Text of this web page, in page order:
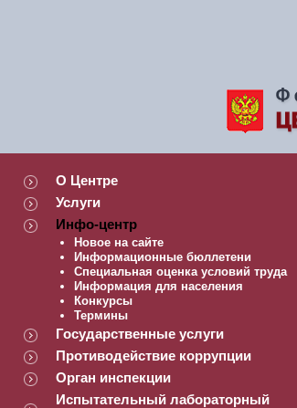
О Центре
Услуги
Инфо-центр
Новое на сайте
Информационные бюллетени
Специальная оценка условий труда
Информация для населения
Конкурсы
Термины
Государственные услуги
Противодействие коррупции
Орган инспекции
Испытательный лабораторный